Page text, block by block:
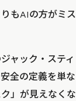
もAIの方がミス
ャック・スティ
全の定義を単な
」が見えなくな